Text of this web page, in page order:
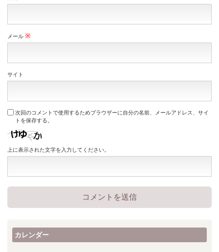
メール ※
サイト
次回のコメントで使用するためブラウザーに自分の名前、メールアドレス、サイ
トを保存する。
上に表示された文字を入力してください。
カレンダー